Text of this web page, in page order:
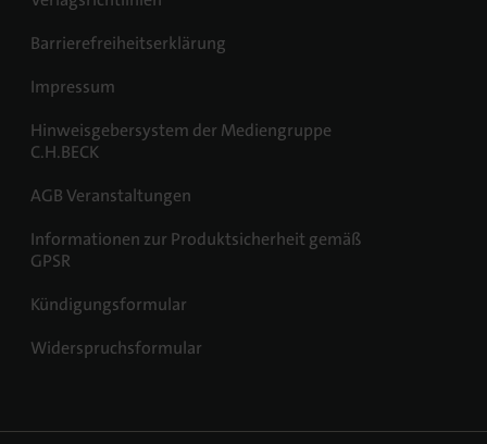
Barrierefreiheitserklärung
Impressum
Hinweisgebersystem der Mediengruppe
C.H.BECK
AGB Veranstaltungen
Informationen zur Produktsicherheit gemäß
GPSR
Kündigungsformular
Widerspruchsformular